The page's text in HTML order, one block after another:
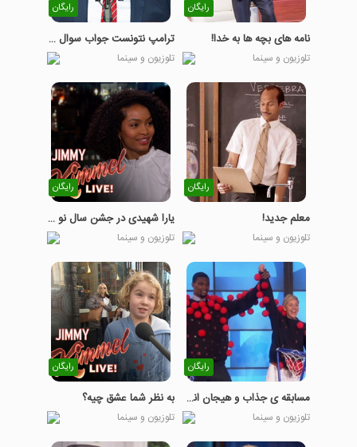
رایگان
نامه های بچه ها به خدا!
تلوزیون و سینما
رایگان
ترامپ نتونست جواب سوال رو بده!
تلوزیون و سینما
رایگان
معلم جدید!
تلوزیون و سینما
رایگان
یارا شهیدی در جشن سال نو ایرانی
تلوزیون و سینما
رایگان
مسابقه ی جذاب و هیجان انگیز با ستارگان بسکتبال
تلوزیون و سینما
رایگان
به نظر شما عشق چیه؟
تلوزیون و سینما